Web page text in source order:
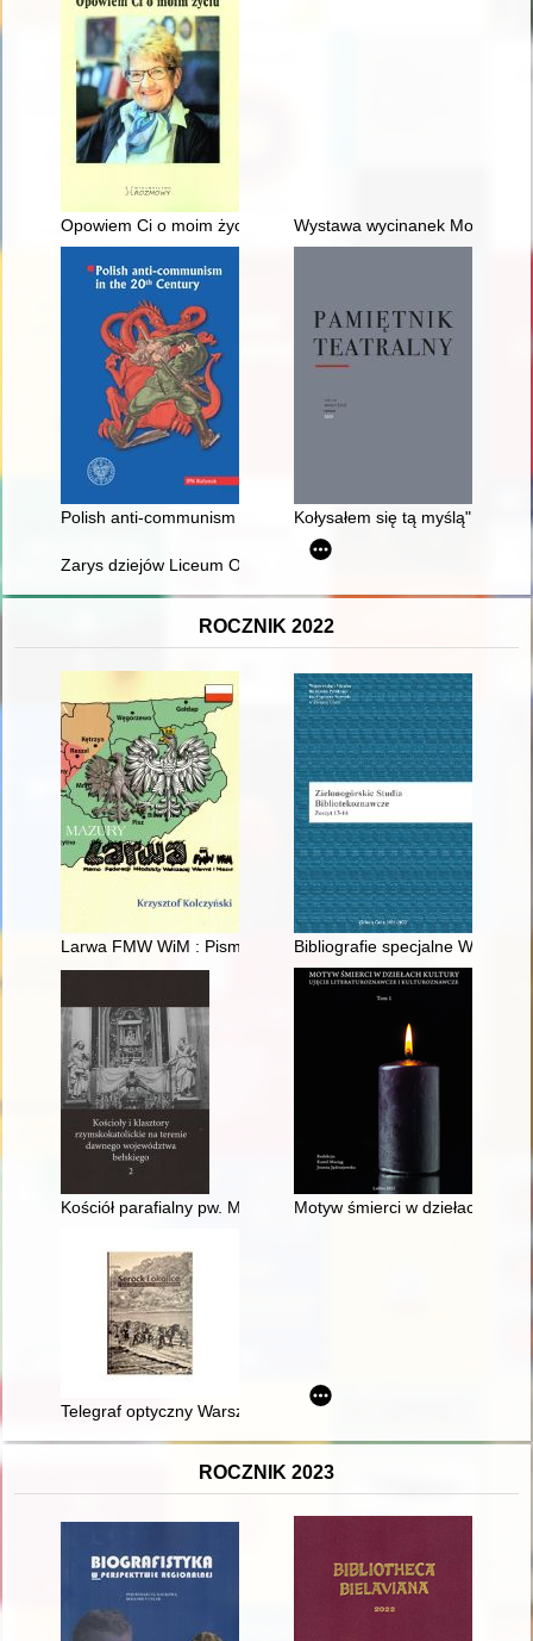
Opowiem Ci o moim życiu Wystawa wycinanek Moniki
Polish anti-communism in the 20th centuryKołysałem się tą myślą" :
Zarys dziejów Liceum Ogólnokształcącego im. Stefana
ROCZNIK 2022
Larwa FMW WiM : Pismo Federacji Młodzieży Walczącej
Bibliografie specjalne
Kościół parafialny pw. Matki Boskiej Nieustającej Pomocy w
Motyw śmierci w dziełach
Telegraf optyczny Warszawa-Petersburg : stacje w Zegrzu,
ROCZNIK 2023